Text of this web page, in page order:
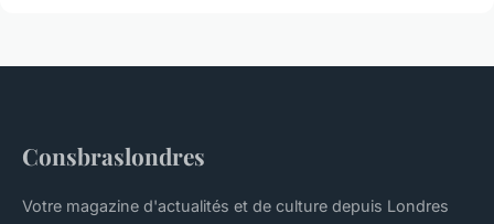
Consbraslondres
Votre magazine d'actualités et de culture depuis Londres